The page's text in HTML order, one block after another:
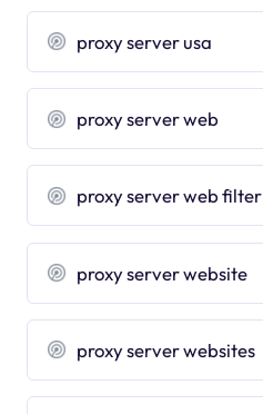
proxy server usa
proxy server web
proxy server web filter
proxy server website
proxy server websites